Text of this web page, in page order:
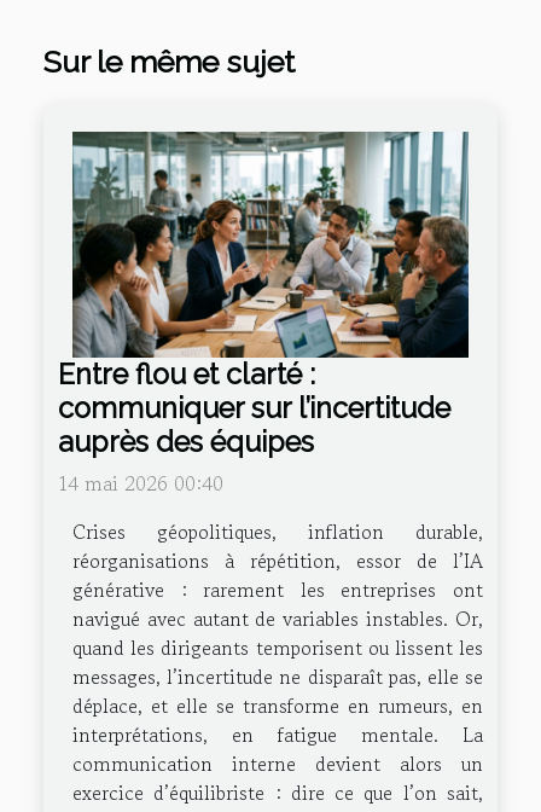
Sur le même sujet
Entre flou et clarté :
communiquer sur l’incertitude
auprès des équipes
14 mai 2026 00:40
Crises géopolitiques, inflation durable,
réorganisations à répétition, essor de l’IA
générative : rarement les entreprises ont
navigué avec autant de variables instables. Or,
quand les dirigeants temporisent ou lissent les
messages, l’incertitude ne disparaît pas, elle se
déplace, et elle se transforme en rumeurs, en
interprétations, en fatigue mentale. La
communication interne devient alors un
exercice d’équilibriste : dire ce que l’on sait,